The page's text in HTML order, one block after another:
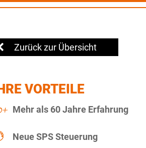
Zurück zur Übersicht
VORTEILE
Mehr als 60 Jahre Erfahrung
Neue SPS Steuerung